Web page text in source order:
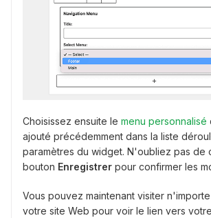
Choisissez ensuite le menu personnalisé
ajouté précédemment dans la liste
paramètres du widget. N'oubliez pas de
bouton Enregistrer pour confirmer les
Vous pouvez maintenant visiter
votre site Web pour voir le lien vers